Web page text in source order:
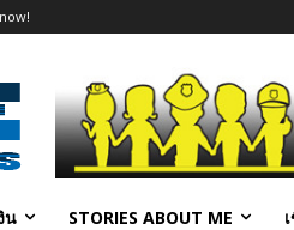
น STORIES ABOUT ME